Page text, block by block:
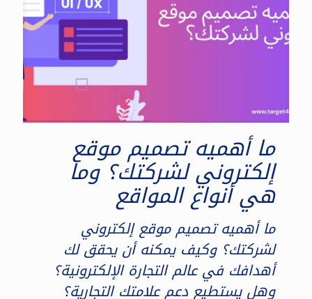
ما أهميه تصميم موقع
إلكتروني لشركتك؟ وما
هي أنواع المواقع
ما أهميه تصميم موقع إلكتروني
لشركتك؟ وكيف يمكنه أن يحقق لك
أهدافك في عالم التجارة الإلكترونية؟
وهل يستطيع دعم علامتك التجارية؟